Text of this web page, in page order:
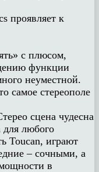
проявляет к
с плюсом,
функции
неуместной.
самое стереополе
сцена чудесна
для любого
Toucan, играют
– сочными, а
в